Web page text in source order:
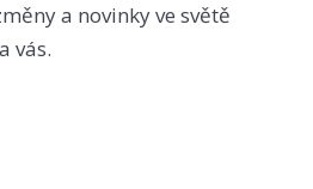
a novinky ve světě
vás.